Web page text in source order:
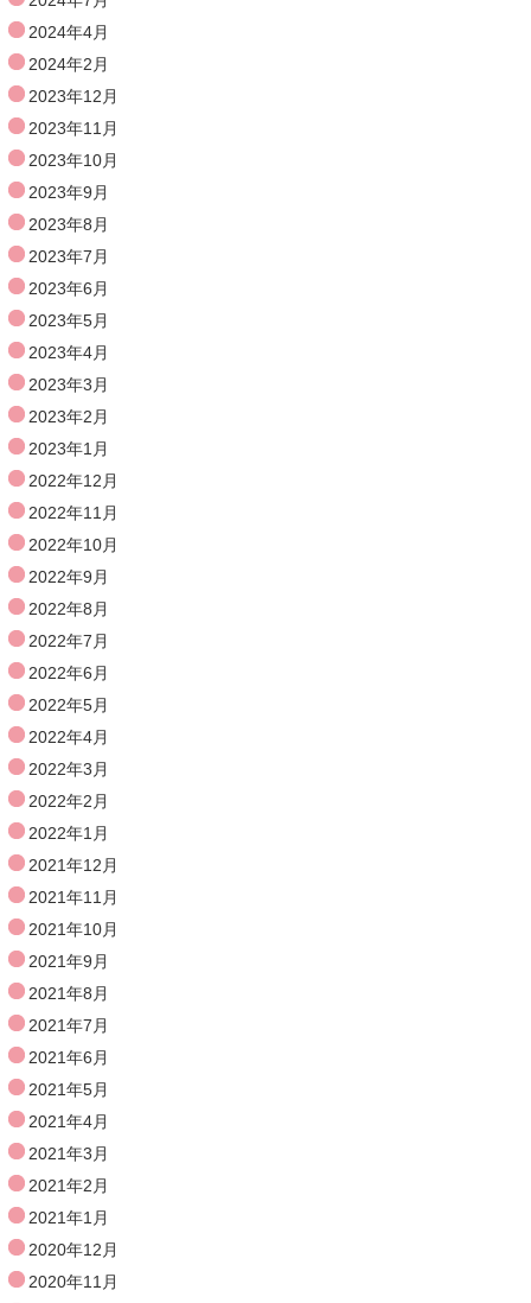
2024年4月
2024年2月
2023年12月
2023年11月
2023年10月
2023年9月
2023年8月
2023年7月
2023年6月
2023年5月
2023年4月
2023年3月
2023年2月
2023年1月
2022年12月
2022年11月
2022年10月
2022年9月
2022年8月
2022年7月
2022年6月
2022年5月
2022年4月
2022年3月
2022年2月
2022年1月
2021年12月
2021年11月
2021年10月
2021年9月
2021年8月
2021年7月
2021年6月
2021年5月
2021年4月
2021年3月
2021年2月
2021年1月
2020年12月
2020年11月